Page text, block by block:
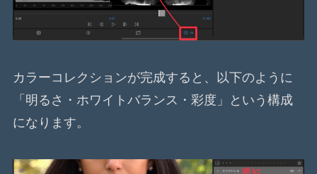
カラーコレクションが完成すると、以下のように
「明るさ・ホワイトバランス・彩度」という構成
になります。